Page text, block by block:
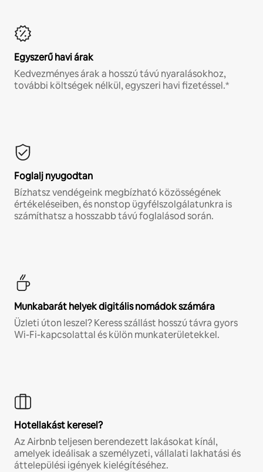
Egyszerű havi árak
Kedvezményes árak a hosszú távú nyaralásokhoz,
további költségek nélkül, egyszeri havi fizetéssel.*
Foglalj nyugodtan
Bízhatsz vendégeink megbízható közösségének
értékeléseiben, és nonstop ügyfélszolgálatunkra is
számíthatsz a hosszabb távú foglalásod során.
Munkabarát helyek digitális nomádok számára
Üzleti úton leszel? Keress szállást hosszú távra gyors
Wi-Fi-kapcsolattal és külön munkaterületekkel.
Hotellakást keresel?
Az Airbnb teljesen berendezett lakásokat kínál,
amelyek ideálisak a személyzeti, vállalati lakhatási és
áttelepülési igények kielégítéséhez.